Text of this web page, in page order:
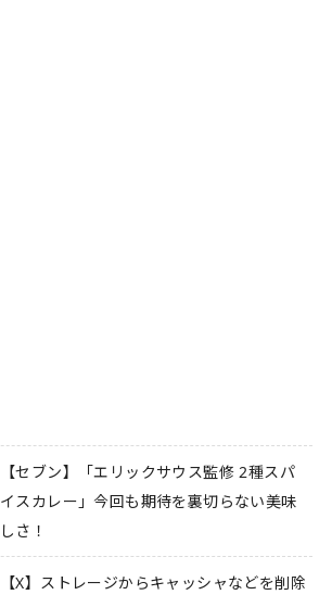
【セブン】「エリックサウス監修 2種スパ
イスカレー」今回も期待を裏切らない美味
しさ！
【X】ストレージからキャッシャなどを削除